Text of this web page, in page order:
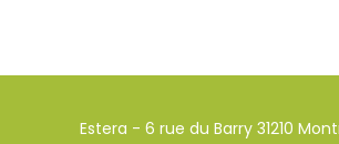
Estera - 6 rue du Barry 31210